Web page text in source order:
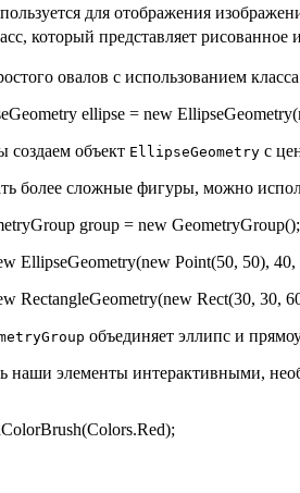
для отображения
который представляет рисованное
овалов с использованием класса
ellipse = new
объект EllipseGeometry с
более сложные фигуры, можно
group = new GeometryGroup();
EllipseGeometry(new Point(50, 50), 40,
RectangleGeometry(new Rect(30, 30,
объединяет эллипс и
наши элементы интерактивными,